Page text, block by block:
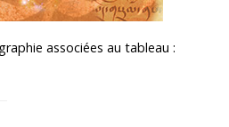
associées au tableau :